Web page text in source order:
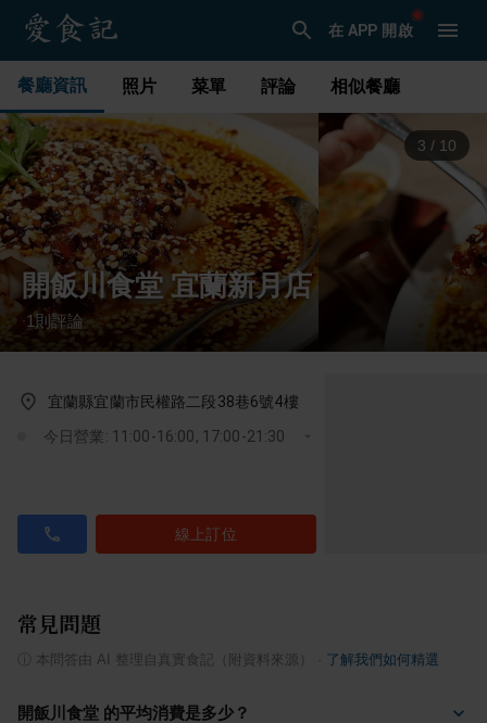
在 APP 開啟
餐廳資訊 照片 菜單 評論 相似餐廳
3 / 10
開飯川食堂 宜蘭新月店
·1則評論
宜蘭縣宜蘭市民權路二段38巷6號4樓
今日營業: 11:00-16:00, 17:00-21:30
線上訂位
常見問題
本問答由 AI 整理自真實食記（附資料來源） 了解我們如何精選
開飯川食堂 的平均消費是多少？